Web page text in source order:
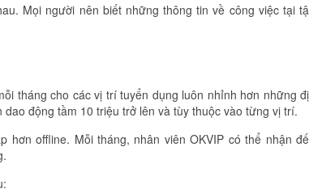
Mọi người nên biết những thông tin về công việc tại
tháng cho các vị trí tuyển dụng luôn nhỉnh hơn những
động tầm 10 triệu trở lên và tùy thuộc vào từng vị trí.
offline. Mỗi tháng, nhân viên OKVIP có thể nhận